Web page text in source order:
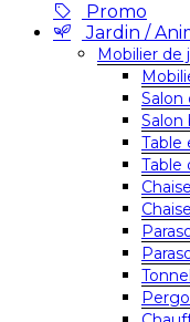
Promo
Jardin /
Mobilier de
Salon
Salon
Table
Table